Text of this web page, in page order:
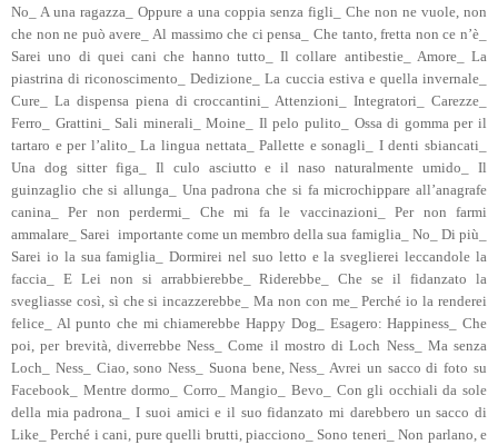
No_ A una ragazza_ Oppure a una coppia senza figli_ Che non ne vuole, non
che non ne può avere_ Al massimo che ci pensa_ Che tanto, fretta non ce n’è_
Sarei uno di quei cani che hanno tutto_ Il collare antibestie_ Amore_ La
piastrina di riconoscimento_ Dedizione_ La cuccia estiva e quella invernale_
Cure_ La dispensa piena di croccantini_ Attenzioni_ Integratori_ Carezze_
Ferro_ Grattini_ Sali minerali_ Moine_ Il pelo pulito_ Ossa di gomma per il
tartaro e per l’alito_ La lingua nettata_ Pallette e sonagli_ I denti sbiancati_
Una dog sitter figa_ Il culo asciutto e il naso naturalmente umido_ Il
guinzaglio che si allunga_ Una padrona che si fa microchippare all’anagrafe
canina_ Per non perdermi_ Che mi fa le vaccinazioni_ Per non farmi
ammalare_ Sarei importante come un membro della sua famiglia_ No_ Di più_
Sarei io la sua famiglia_ Dormirei nel suo letto e la sveglierei leccandole la
faccia_ E Lei non si arrabbierebbe_ Riderebbe_ Che se il fidanzato la
svegliasse così, sì che si incazzerebbe_ Ma non con me_ Perché io la renderei
felice_ Al punto che mi chiamerebbe Happy Dog_ Esagero: Happiness_ Che
poi, per brevità, diverrebbe Ness_ Come il mostro di Loch Ness_ Ma senza
Loch_ Ness_ Ciao, sono Ness_ Suona bene, Ness_ Avrei un sacco di foto su
Facebook_ Mentre dormo_ Corro_ Mangio_ Bevo_ Con gli occhiali da sole
della mia padrona_ I suoi amici e il suo fidanzato mi darebbero un sacco di
Like_ Perché i cani, pure quelli brutti, piacciono_ Sono teneri_ Non parlano, e